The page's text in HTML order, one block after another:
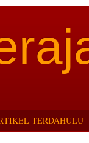
TERDAHULU